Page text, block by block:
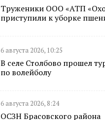
Труженики ООО «АТП
приступили к уборке
6 августа 2026, 10:25
В селе Столбово прошел
по волейболу
6 августа 2026, 8:24
ОСЗН Брасовского района